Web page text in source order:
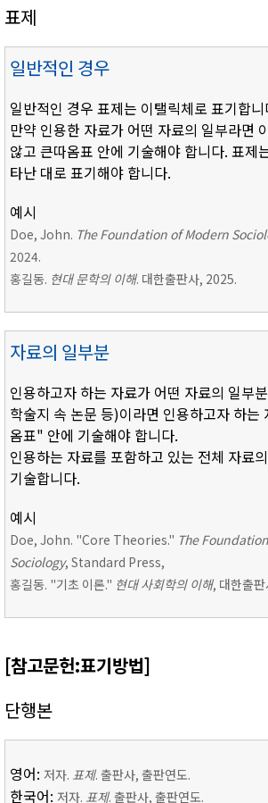
표제
일반적인 경우
일반적인 경우 표제는 이탤릭체로 표기합니
만약 인용한 자료가 어떤 자료의 일부라면
않고 큰따옴표 안에 기술해야 합니다. 표제
타난 대로 표기해야 합니다.
예시
Doe, John. The Foundation of Modern
2024.
홍길동. 현대 문학의 이해. 대한출판사, 2025.
자료의 일부분
인용하고자 하는 자료가 어떤 자료의 일부
학술지 속 논문 등)이라면 인용하고자 하는
옴표" 안에 기술해야 합니다.
인용하는 자료를 포함하고 있는 전체 자료
기술합니다.
예시
Doe, John. "Core Theories." The
Sociology, Standard Press,
홍길동. "기초 이론." 현대 사회학의 이해, 대한출
[참고문헌:표기방법]
단행본
영어: 저자. 표제. 출판사, 출판연도.
한국어: 저자. 표제. 출판사, 출판연도.